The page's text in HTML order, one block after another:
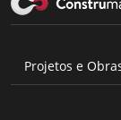
Projetos e